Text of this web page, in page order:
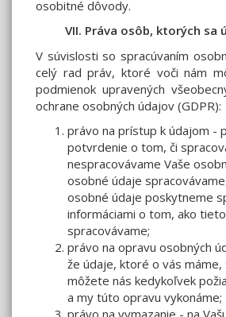
osobitné dôvody.
VII. Práva osôb, ktorých sa
V súvislosti so spracúvaním
celý rad práv, ktoré voči nám
podmienok upravených
ochrane osobných údajov (GDPR):
právo na prístup k údajom -
potvrdenie o tom, či
nespracovávame Vaše
osobné údaje
osobné údaje poskytneme
informáciami o tom, ako
spracovávame;
právo na opravu osobných
že údaje, ktoré o vás máme,
môžete nás kedykoľvek
a my túto opravu vykonáme;
právo na vymazanie - na